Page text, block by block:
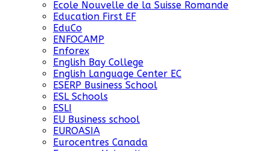
Ecole Nouvelle de la Suisse Romande
Education First EF
EduCo
ENFOCAMP
Enforex
English Bay College
English Language Center EC
ESERP Business School
ESL Schools
ESLI
EU Business school
EUROASIA
Eurocentres Canada